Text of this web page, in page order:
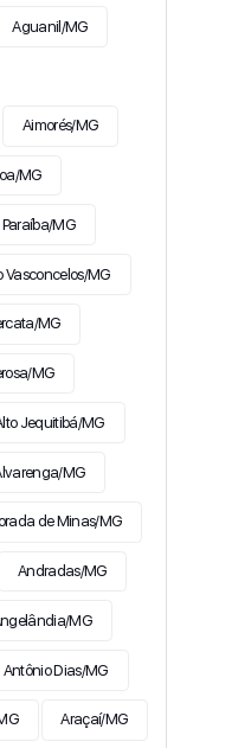
Aguanil/MG
Aimorés/MG
MG
MG
Vasconcelos/MG
MG
MG
Jequitibá/MG
MG
de Minas/MG
Andradas/MG
MG
Antônio Dias/MG
Araçaí/MG